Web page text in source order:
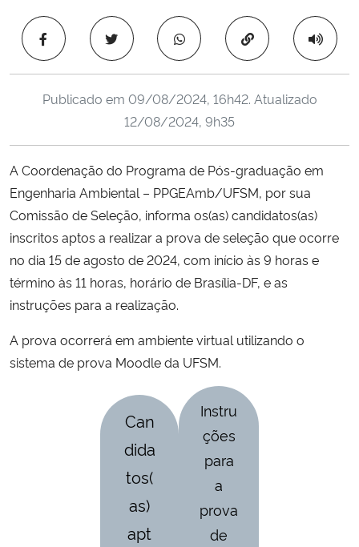
Ministério da Cidadania
Ministério da Saúde
Ministério de Minas e Energia
Ministério da Ciência, Tecnologia, Inovações e Comunicações
Ministério do Meio Ambiente
Ministério do Turismo
Ministério do Desenvolvimento Regional
Controladoria-Geral da União
Ministério da Mulher, da Família e dos Direitos Humanos
Gabinete de Segurança Institucional
Copiar para área
Publicado em 09/08/2024, 16h42. Atualizado
12/08/2024, 9h35
A Coordenação do Programa de Pós-graduação em
Engenharia Ambiental – PPGEAmb/UFSM, por sua
Comissão de Seleção, informa os(as) candidatos(as)
inscritos aptos a realizar a prova de seleção que ocorre
no dia 15 de agosto de 2024, com início às 9 horas e
término às 11 horas, horário de Brasília-DF, e as
instruções para a realização.
A prova ocorrerá em ambiente virtual utilizando o
sistema de prova Moodle da UFSM.
Can
dida
tos(
as)
apt
Instru
ções
para
a
prova
de